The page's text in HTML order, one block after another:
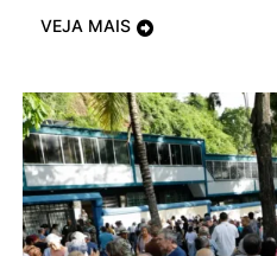
VEJA MAIS